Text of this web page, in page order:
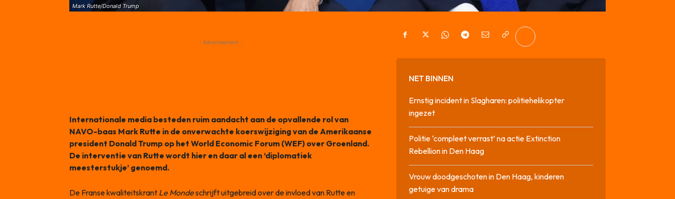
Mark Rutte/Donald Trump
- Advertisement -
Internationale media besteden ruim aandacht aan de opvallende rol van
NAVO-baas Mark Rutte in de onverwachte koerswijziging van de Amerikaanse
president Donald Trump op het World Economic Forum (WEF) over Groenland.
De interventie van Rutte wordt hier en daar al een ‘diplomatiek
meesterstukje’ genoemd.
De Franse kwaliteitskrant Le Mondeschrijft uitgebreid over de invloed van Rutte en
NET BINNEN
Ernstig incident in Slagharen: politiehelikopter
ingezet
Politie ‘compleet verrast’ na actie Extinction
Rebellion in Den Haag
Vrouw doodgeschoten in Den Haag, kinderen
getuige van drama